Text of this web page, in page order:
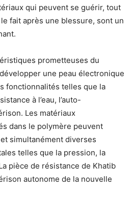
qui peuvent se guérir, tout
fait après une blessure, sont un
prometteuses du
une peau électronique
fonctionnalités telles que la
à l’eau, l’auto-
Les matériaux
dans le polymère peuvent
simultanément diverses
telles que la pression, la
pièce de résistance de Khatib
autonome de la nouvelle